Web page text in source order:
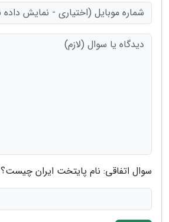
سوال اتفاقی: نام پایتخت ایران چیست؟